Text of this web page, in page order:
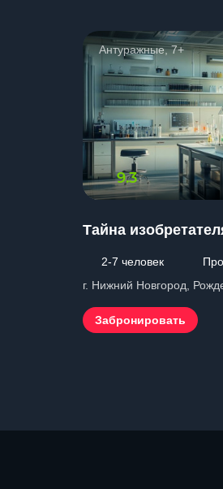
Антуражные, 7+
9.3
Тайна
2-7 человек
г. Нижний Новгород,
Забронировать